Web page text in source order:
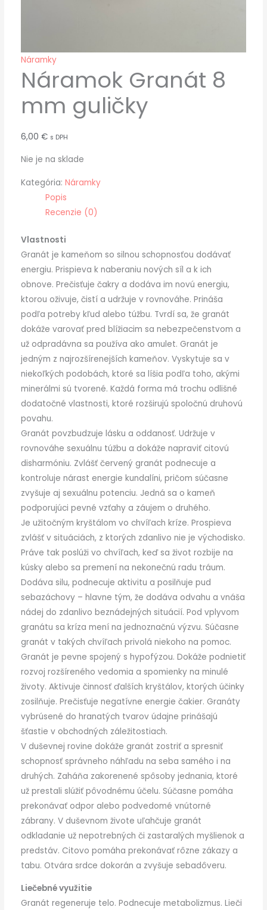
Náramky
Náramok Granát 8
mm guličky
6,00 € s DPH
Nie je na sklade
Kategória: Náramky
Popis
Recenzie (0)
Vlastnosti
Granát je kameňom so silnou schopnosťou dodávať
energiu. Prispieva k naberaniu nových síl a k ich
obnove. Prečisťuje čakry a dodáva im novú energiu,
ktorou oživuje, čistí a udržuje v rovnováhe. Prináša
podľa potreby kľud alebo túžbu. Tvrdí sa, že granát
dokáže varovať pred blížiacim sa nebezpečenstvom a
už odpradávna sa používa ako amulet. Granát je
jedným z najrozšírenejších kameňov. Vyskytuje sa v
niekoľkých podobách, ktoré sa líšia podľa toho, akými
minerálmi sú tvorené. Každá forma má trochu odlišné
dodatočné vlastnosti, ktoré rozširujú spoločnú druhovú
povahu.
Granát povzbudzuje lásku a oddanosť. Udržuje v
rovnováhe sexuálnu túžbu a dokáže napraviť citovú
disharmóniu. Zvlášť červený granát podnecuje a
kontroluje nárast energie kundalíni, pričom súčasne
zvyšuje aj sexuálnu potenciu. Jedná sa o kameň
podporujúci pevné vzťahy a záujem o druhého.
Je užitočným kryštálom vo chvíľach kríze. Prospieva
zvlášť v situáciách, z ktorých zdanlivo nie je východisko.
Práve tak poslúži vo chvíľach, keď sa život rozbije na
kúsky alebo sa premení na nekonečnú radu tráum.
Dodáva silu, podnecuje aktivitu a posilňuje pud
sebazáchovy – hlavne tým, že dodáva odvahu a vnáša
nádej do zdanlivo beznádejných situácií. Pod vplyvom
granátu sa kríza mení na jednoznačnú výzvu. Súčasne
granát v takých chvíľach privolá niekoho na pomoc.
Granát je pevne spojený s hypofýzou. Dokáže podnietiť
rozvoj rozšíreného vedomia a spomienky na minulé
životy. Aktivuje činnosť ďalších kryštálov, ktorých účinky
zosilňuje. Prečisťuje negatívne energie čakier. Granáty
vybrúsené do hranatých tvarov údajne prinášajú
šťastie v obchodných záležitostiach.
V duševnej rovine dokáže granát zostriť a spresniť
schopnosť správneho náhľadu na seba samého i na
druhých. Zaháňa zakorenené spôsoby jednania, ktoré
už prestali slúžiť pôvodnému účelu. Súčasne pomáha
prekonávať odpor alebo podvedomé vnútorné
zábrany. V duševnom živote uľahčuje granát
odkladanie už nepotrebných či zastaralých myšlienok a
predstáv. Citovo pomáha prekonávať rôzne zákazy a
tabu. Otvára srdce dokorán a zvyšuje sebadôveru.
Liečebné využitie
Granát regeneruje telo. Podnecuje metabolizmus. Lieči